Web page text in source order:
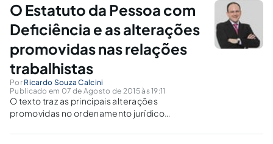
O Estatuto da Pessoa com
Deficiência e as alterações
promovidas nas relações
trabalhistas
Por Ricardo Souza Calcini
Publicado em 07 de Agosto de 2015 às 19:11
O texto traz as principais alterações
promovidas no ordenamento jurídico
Estatuto da Pessoa com Deficiência.